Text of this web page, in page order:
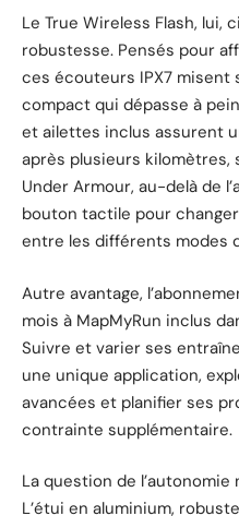
Le True Wireless Flash, lui,
robustesse. Pensés pour
ces écouteurs IPX7
compact qui dépasse à
et ailettes inclus assurent
après plusieurs kilomètres,
Under Armour, au-delà de
bouton tactile pour
entre les différents modes
Autre avantage,
mois à MapMyRun inclus
Suivre et varier ses
une unique application,
avancées et planifier ses
contrainte supplémentaire.
La question de l’autonomie
L’étui en aluminium,